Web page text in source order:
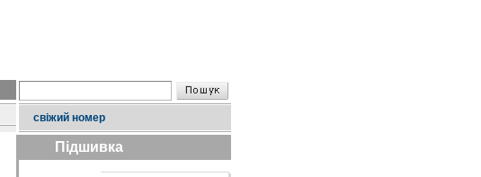
свіжий номер
Підшивка